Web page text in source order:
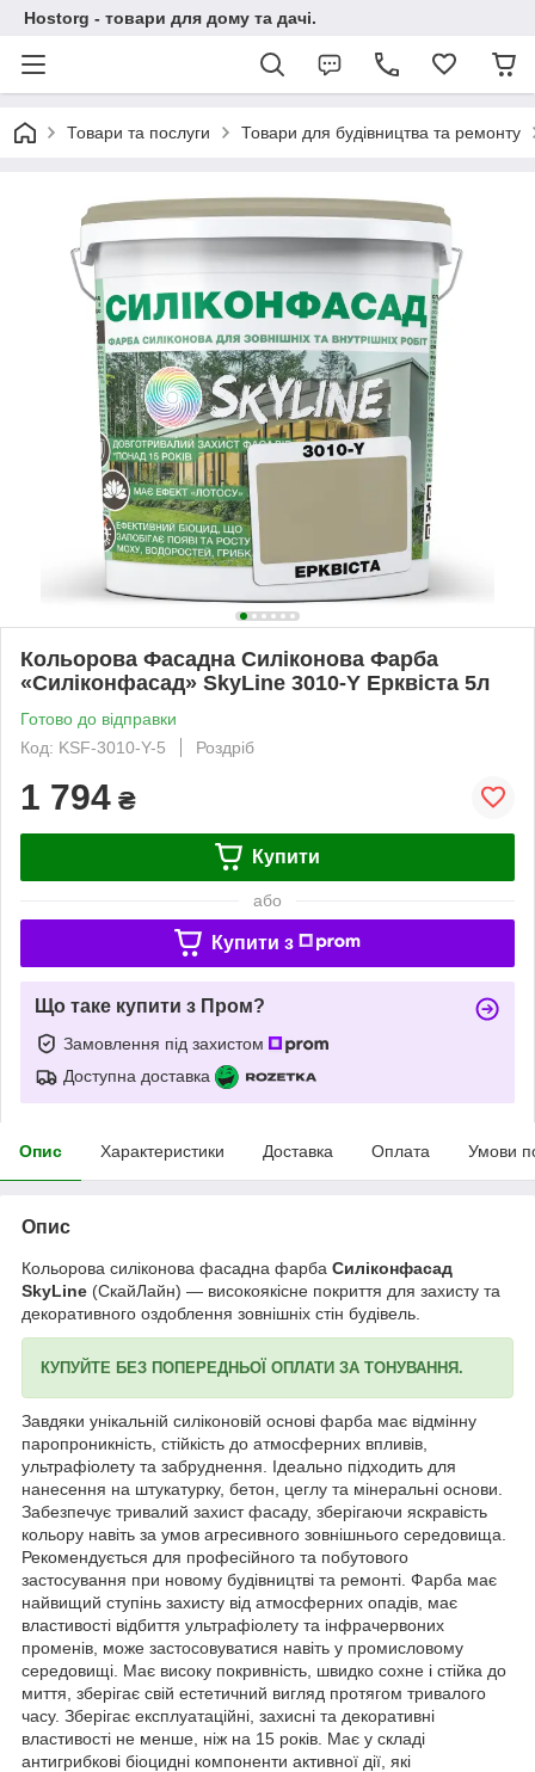
Hostorg - товари для дому та дачі.
Товари та послуги Товари для будівництва та ремонту
Кольорова Фасадна Силіконова Фарба
«Силіконфасад» SkyLine 3010-Y Ерквіста 5л
Готово до відправки
Код: KSF-3010-Y-5
Роздріб
1 794 ₴
Купити
або
Купити з
Що таке купити з Пром?
Замовлення під захистом
Доступна доставка
Опис Характеристики Доставка Оплата Умови
Опис
Кольорова силіконова фасадна фарба Силіконфасад
SkyLine (СкайЛайн) — високоякісне покриття для захисту та
декоративного оздоблення зовнішніх стін будівель.
КУПУЙТЕ БЕЗ ПОПЕРЕДНЬОЇ ОПЛАТИ ЗА ТОНУВАННЯ.
Завдяки унікальній силіконовій основі фарба має відмінну
паропроникність, стійкість до атмосферних впливів,
ультрафіолету та забруднення. Ідеально підходить для
нанесення на штукатурку, бетон, цеглу та мінеральні основи.
Забезпечує тривалий захист фасаду, зберігаючи яскравість
кольору навіть за умов агресивного зовнішнього середовища.
Рекомендується для професійного та побутового
застосування при новому будівництві та ремонті. Фарба має
найвищий ступінь захисту від атмосферних опадів, має
властивості відбиття ультрафіолету та інфрачервоних
променів, може застосовуватися навіть у промисловому
середовищі. Має високу покривність, швидко сохне і стійка до
миття, зберігає свій естетичний вигляд протягом тривалого
часу. Зберігає експлуатаційні, захисні та декоративні
властивості не менше, ніж на 15 років. Має у складі
антигрибкові біоцидні компоненти активної дії, які